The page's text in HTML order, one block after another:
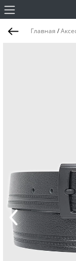
Главная /